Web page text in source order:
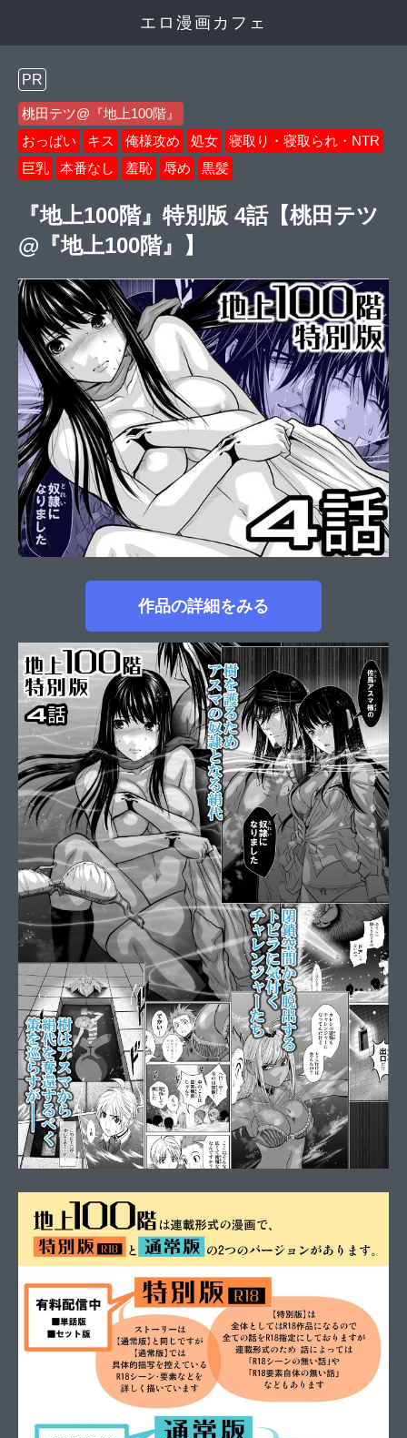
エロ漫画カフェ
PR
桃田テツ@『地上100階』
おっぱい
キス 俺様攻め 処女
寝取り・寝取られ・NTR
巨乳
本番なし 羞恥 辱め 黒髪
『地上100階』特別版 4話【桃田テツ
@『地上100階』】
作品の詳細をみる